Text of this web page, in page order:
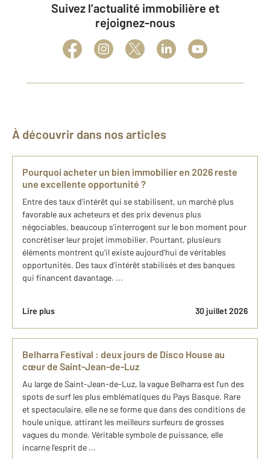
Suivez l’actualité immobilière et
rejoignez-nous
À découvrir dans nos articles
Pourquoi acheter un bien immobilier en 2026 reste
une excellente opportunité ?
Entre des taux d'intérêt qui se stabilisent, un marché plus
favorable aux acheteurs et des prix devenus plus
négociables, beaucoup s'interrogent sur le bon moment pour
concrétiser leur projet immobilier. Pourtant, plusieurs
éléments montrent qu'il existe aujourd'hui de véritables
opportunités. Des taux d'intérêt stabilisés et des banques
qui financent davantage. ...
Lire plus 30 juillet 2026
Belharra Festival : deux jours de Disco House au
cœur de Saint-Jean-de-Luz
Au large de Saint-Jean-de-Luz, la vague Belharra est l'un des
spots de surf les plus emblématiques du Pays Basque. Rare
et spectaculaire, elle ne se forme que dans des conditions de
houle unique, attirant les meilleurs surfeurs de grosses
vagues du monde. Véritable symbole de puissance, elle
incarne l'esprit de ...